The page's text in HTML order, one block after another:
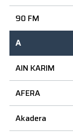
90 FM
A
AIN KARIM
AFERA
Akadera